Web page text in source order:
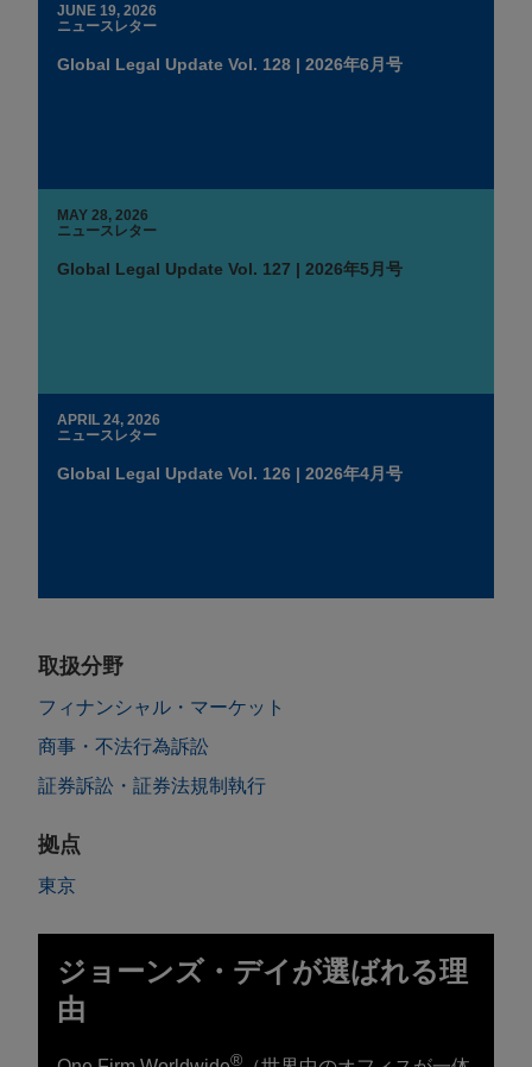
JUNE 19, 2026
ニュースレター
Global Legal Update Vol. 128 | 2026年6月号
MAY 28, 2026
ニュースレター
Global Legal Update Vol. 127 | 2026年5月号
APRIL 24, 2026
ニュースレター
Global Legal Update Vol. 126 | 2026年4月号
取扱分野
フィナンシャル・マーケット
商事・不法行為訴訟
証券訴訟・証券法規制執行
拠点
東京
ジョーンズ・デイが選ばれる理
由
®